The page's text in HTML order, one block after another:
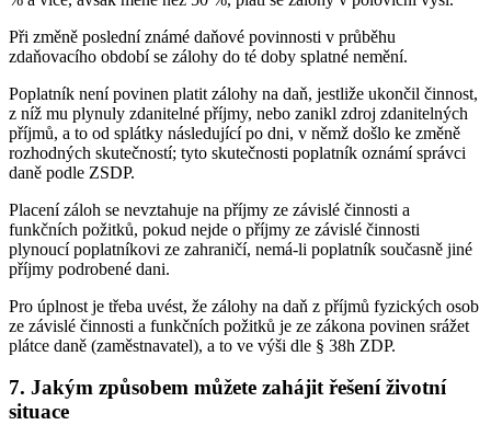
Při změně poslední známé daňové povinnosti v průběhu
zdaňovacího období se zálohy do té doby splatné nemění.
Poplatník není povinen platit zálohy na daň, jestliže ukončil činnost,
z níž mu plynuly zdanitelné příjmy, nebo zanikl zdroj zdanitelných
příjmů, a to od splátky následující po dni, v němž došlo ke změně
rozhodných skutečností; tyto skutečnosti poplatník oznámí správci
daně podle ZSDP.
Placení záloh se nevztahuje na příjmy ze závislé činnosti a
funkčních požitků, pokud nejde o příjmy ze závislé činnosti
plynoucí poplatníkovi ze zahraničí, nemá-li poplatník současně jiné
příjmy podrobené dani.
Pro úplnost je třeba uvést, že zálohy na daň z příjmů fyzických osob
ze závislé činnosti a funkčních požitků je ze zákona povinen srážet
plátce daně (zaměstnavatel), a to ve výši dle § 38h ZDP.
7. Jakým způsobem můžete zahájit řešení životní
situace